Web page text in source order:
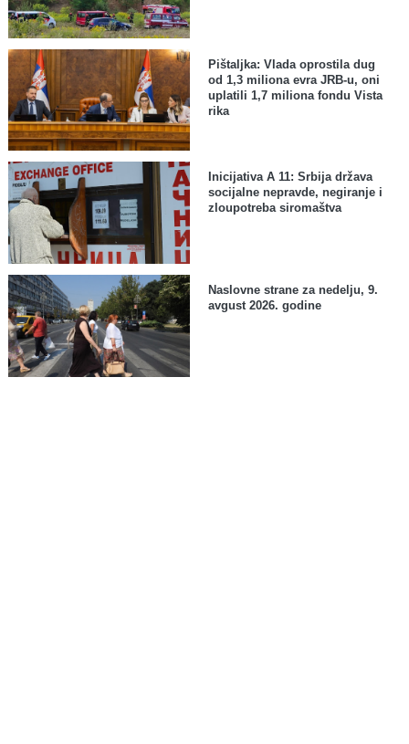
Pištaljka: Vlada oprostila dug
od 1,3 miliona evra JRB-u, oni
uplatili 1,7 miliona fondu Vista
rika
Inicijativa A 11: Srbija država
socijalne nepravde, negiranje i
zloupotreba siromaštva
Naslovne strane za nedelju, 9.
avgust 2026. godine